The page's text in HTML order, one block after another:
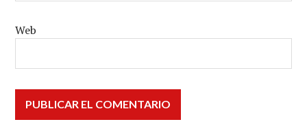
Web